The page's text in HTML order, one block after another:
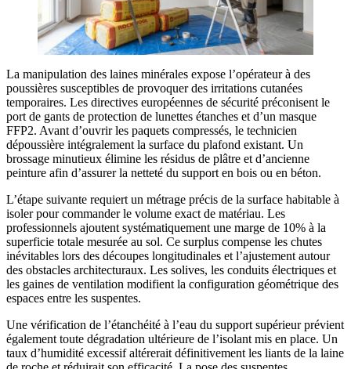
La manipulation des laines minérales expose l’opérateur à des
poussières susceptibles de provoquer des irritations cutanées
temporaires. Les directives européennes de sécurité préconisent le
port de gants de protection de lunettes étanches et d’un masque
FFP2. Avant d’ouvrir les paquets compressés, le technicien
dépoussière intégralement la surface du plafond existant. Un
brossage minutieux élimine les résidus de plâtre et d’ancienne
peinture afin d’assurer la netteté du support en bois ou en béton.
L’étape suivante requiert un métrage précis de la surface habitable à
isoler pour commander le volume exact de matériau. Les
professionnels ajoutent systématiquement une marge de 10% à la
superficie totale mesurée au sol. Ce surplus compense les chutes
inévitables lors des découpes longitudinales et l’ajustement autour
des obstacles architecturaux. Les solives, les conduits électriques et
les gaines de ventilation modifient la configuration géométrique des
espaces entre les suspentes.
Une vérification de l’étanchéité à l’eau du support supérieur prévient
également toute dégradation ultérieure de l’isolant mis en place. Un
taux d’humidité excessif altérerait définitivement les liants de la laine